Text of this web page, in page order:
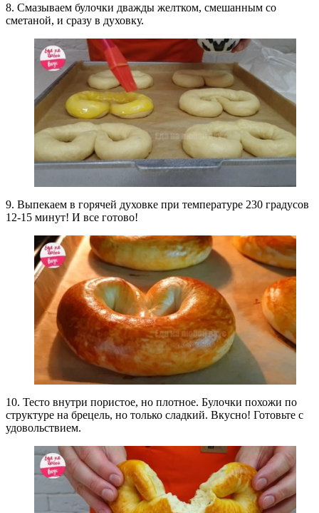
8. Смазываем булочки дважды желтком, смешанным со
сметаной, и сразу в духовку.
9. Выпекаем в горячей духовке при температуре 230 градусов
12-15 минут! И все готово!
10. Тесто внутри пористое, но плотное. Булочки похожи по
структуре на брецель, но только сладкий. Вкусно! Готовьте с
удовольствием.